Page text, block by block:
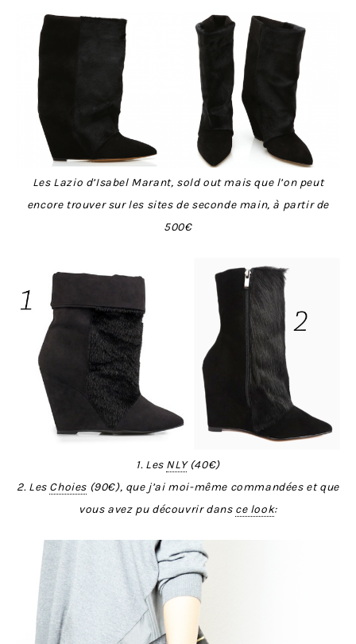
Les Lazio d’Isabel Marant, sold out mais que l’on peut
encore trouver sur les sites de seconde main, à partir de
500€
1. Les NLY(40€)
2. Les Choies (90€), que j’ai moi-même commandées et que
vous avez pu découvrir dans ce look: